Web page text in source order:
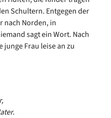
Schultern. Entgegen der
nach Norden, in
sagt ein Wort. Nach
Frau leise an zu